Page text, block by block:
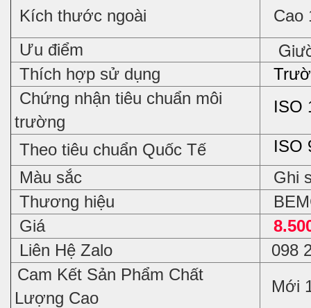
Kích thước ngoài
Cao
Ưu điểm
Thích hợp sử dụng
Chứng nhận tiêu chuẩn môi
trường
ISO
Theo tiêu chuẩn Quốc Tế
ISO
Màu sắc
Ghi
Thương hiệu
Giá
Liên Hệ Zalo
098
Cam Kết Sản Phẩm Chất
Lượng Cao
Mới